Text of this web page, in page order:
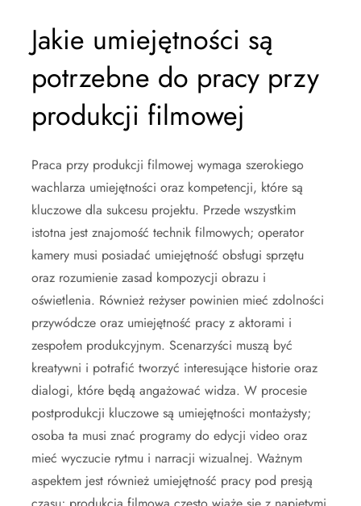
Jakie umiejętności są
potrzebne do pracy przy
produkcji filmowej
Praca przy produkcji filmowej wymaga szerokiego
wachlarza umiejętności oraz kompetencji, które są
kluczowe dla sukcesu projektu. Przede wszystkim
istotna jest znajomość technik filmowych; operator
kamery musi posiadać umiejętność obsługi sprzętu
oraz rozumienie zasad kompozycji obrazu i
oświetlenia. Również reżyser powinien mieć zdolności
przywódcze oraz umiejętność pracy z aktorami i
zespołem produkcyjnym. Scenarzyści muszą być
kreatywni i potrafić tworzyć interesujące historie oraz
dialogi, które będą angażować widza. W procesie
postprodukcji kluczowe są umiejętności montażysty;
osoba ta musi znać programy do edycji video oraz
mieć wyczucie rytmu i narracji wizualnej. Ważnym
aspektem jest również umiejętność pracy pod presją